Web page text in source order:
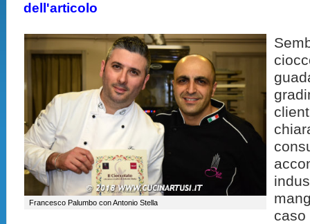
dell'articolo
Francesco Palumbo con Antonio Stella